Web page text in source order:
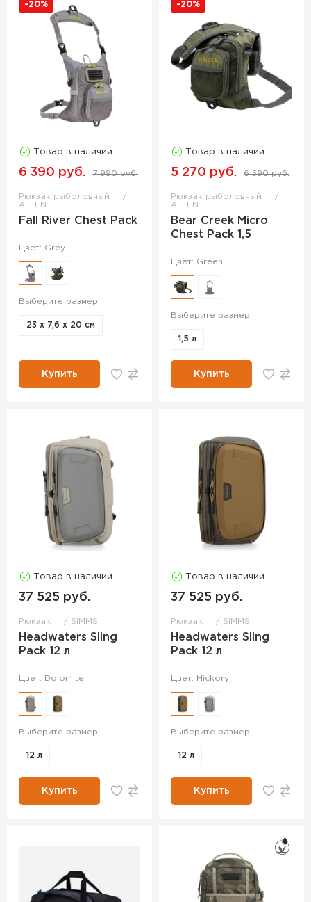
-20%
Товар в наличии
6 390 руб. 7 990 руб.
Рюкзак рыболовный
ALLEN
Fall River Chest Pack
Цвет: Grey
Выберите размер:
23 х 7,6 х 20 см
Купить
-20%
Товар в наличии
5 270 руб. 6 590 руб.
Рюкзак рыболовный
ALLEN
Bear Creek Micro
Chest Pack 1,5
Цвет: Green
Выберите размер:
1,5 л
Купить
Товар в наличии
37 525 руб.
Рюкзак SIMMS
Headwaters Sling
Pack 12 л
Цвет: Dolomite
Выберите размер:
12 л
Купить
Товар в наличии
37 525 руб.
Рюкзак SIMMS
Headwaters Sling
Pack 12 л
Цвет: Hickory
Выберите размер:
12 л
Купить